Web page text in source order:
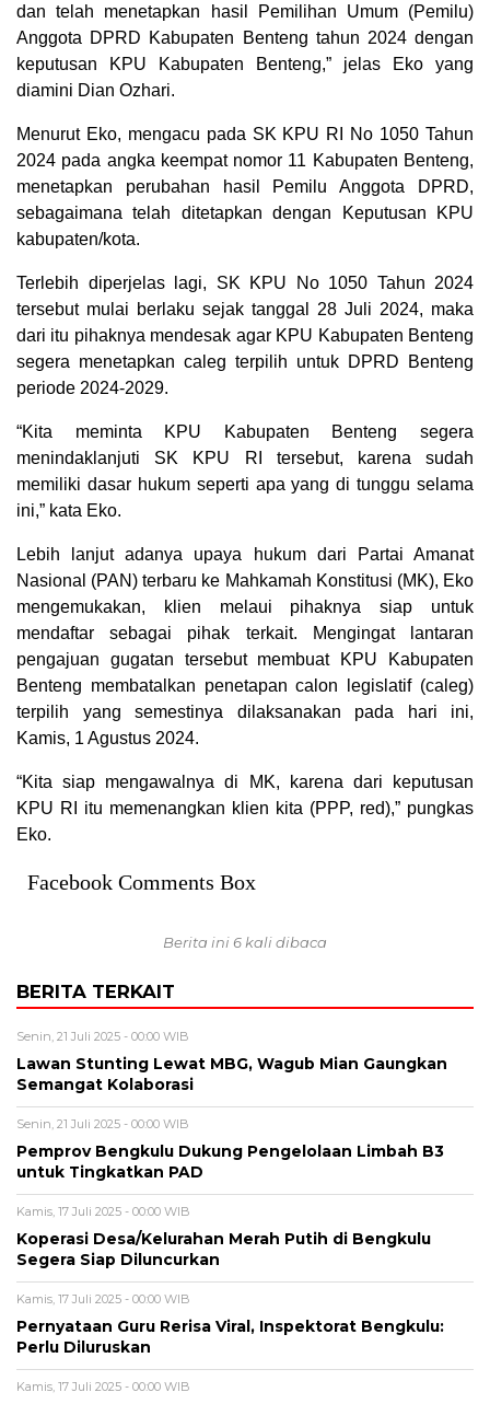
dan telah menetapkan hasil Pemilihan Umum (Pemilu)
Anggota DPRD Kabupaten Benteng tahun 2024 dengan
keputusan KPU Kabupaten Benteng,” jelas Eko yang
diamini Dian Ozhari.
Menurut Eko, mengacu pada SK KPU RI No 1050 Tahun
2024 pada angka keempat nomor 11 Kabupaten Benteng,
menetapkan perubahan hasil Pemilu Anggota DPRD,
sebagaimana telah ditetapkan dengan Keputusan KPU
kabupaten/kota.
Terlebih diperjelas lagi, SK KPU No 1050 Tahun 2024
tersebut mulai berlaku sejak tanggal 28 Juli 2024, maka
dari itu pihaknya mendesak agar KPU Kabupaten Benteng
segera menetapkan caleg terpilih untuk DPRD Benteng
periode 2024-2029.
“Kita meminta KPU Kabupaten Benteng segera
menindaklanjuti SK KPU RI tersebut, karena sudah
memiliki dasar hukum seperti apa yang di tunggu selama
ini,” kata Eko.
Lebih lanjut adanya upaya hukum dari Partai Amanat
Nasional (PAN) terbaru ke Mahkamah Konstitusi (MK), Eko
mengemukakan, klien melaui pihaknya siap untuk
mendaftar sebagai pihak terkait. Mengingat lantaran
pengajuan gugatan tersebut membuat KPU Kabupaten
Benteng membatalkan penetapan calon legislatif (caleg)
terpilih yang semestinya dilaksanakan pada hari ini,
Kamis, 1 Agustus 2024.
“Kita siap mengawalnya di MK, karena dari keputusan
KPU RI itu memenangkan klien kita (PPP, red),” pungkas
Eko.
Facebook Comments Box
Berita ini 6 kali dibaca
BERITA TERKAIT
Senin, 21 Juli 2025 - 00:00 WIB
Lawan Stunting Lewat MBG, Wagub Mian Gaungkan
Semangat Kolaborasi
Senin, 21 Juli 2025 - 00:00 WIB
Pemprov Bengkulu Dukung Pengelolaan Limbah B3
untuk Tingkatkan PAD
Kamis, 17 Juli 2025 - 00:00 WIB
Koperasi Desa/Kelurahan Merah Putih di Bengkulu
Segera Siap Diluncurkan
Kamis, 17 Juli 2025 - 00:00 WIB
Pernyataan Guru Rerisa Viral, Inspektorat Bengkulu:
Perlu Diluruskan
Kamis, 17 Juli 2025 - 00:00 WIB